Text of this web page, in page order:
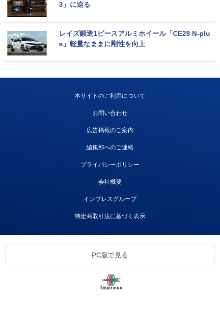
3」に迫る
レイズ鍛造1ピースアルミホイール「CE28 N-plu
s」軽量なままに剛性を向上
本サイトのご利用について
お問い合わせ
広告掲載のご案内
編集部へのご連絡
プライバシーポリシー
会社概要
インプレスグループ
特定商取引法に基づく表示
PC版で見る